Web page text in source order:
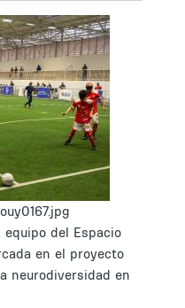
del Espacio
en el proyecto
neurodiversidad en